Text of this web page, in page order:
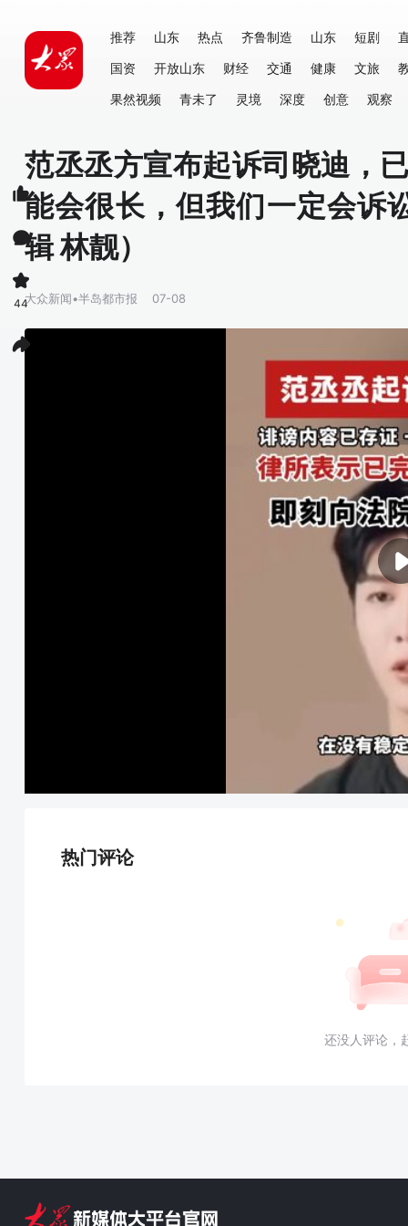
推荐 山东 热点 齐鲁制造 山东 短剧
国资
开放山东 财经 交通 健康 文旅
果然视频
青未了 灵境 深度 创意 观察
范丞丞方宣布起诉司晓迪，
能会很长，但我们一定会诉
辑 林靓）
大众新闻•半岛都市报 07-08
热门评论
还没人评论，
44